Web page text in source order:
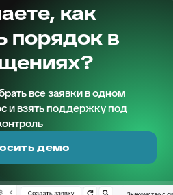
как
порядок в
все заявки в одном
и взять поддержку под
демо